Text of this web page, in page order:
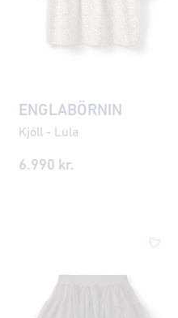
ENGLABÖRNIN
Kjóll - Lula
6.990 kr.